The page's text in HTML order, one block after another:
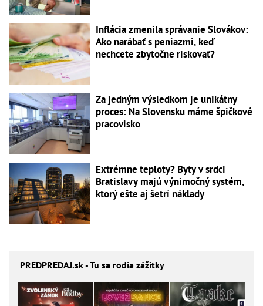
Inflácia zmenila správanie Slovákov:
Ako narábať s peniazmi, keď
nechcete zbytočne riskovať?
Za jedným výsledkom je unikátny
proces: Na Slovensku máme špičkové
pracovisko
Extrémne teploty? Byty v srdci
Bratislavy majú výnimočný systém,
ktorý ešte aj šetrí náklady
PREDPREDAJ.sk - Tu sa rodia zážitky